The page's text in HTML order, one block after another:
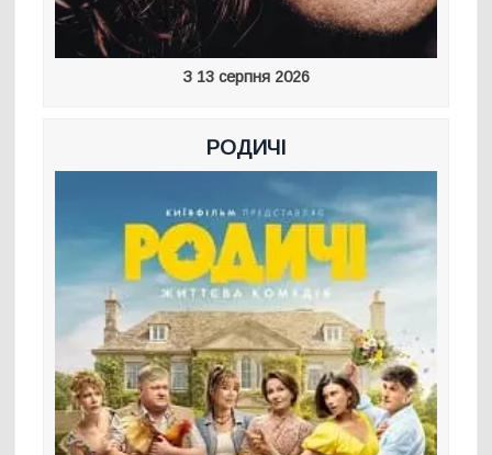
З 13 серпня 2026
РОДИЧІ